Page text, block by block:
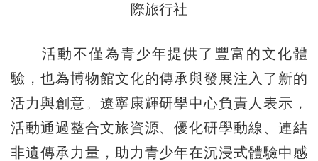
際旅行社
活動不僅為青少年提供了豐富的文化體
驗，也為博物館文化的傳承與發展注入了新的
活力與創意。遼寧康輝研學中心負責人表示，
活動通過整合文旅資源、優化研學動線、連結
非遺傳承力量，助力青少年在沉浸式體驗中感